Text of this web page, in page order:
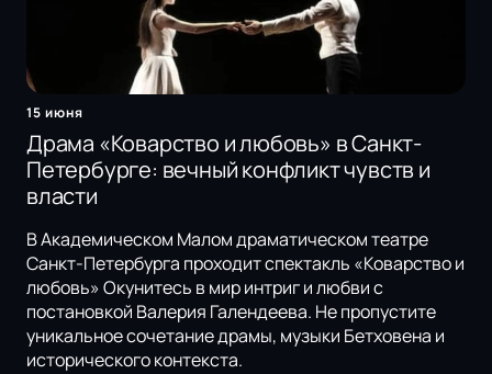
15 июня
Драма «Коварство и любовь» в Санкт-
Петербурге: вечный конфликт чувств и
власти
В Академическом Малом драматическом театре
Санкт-Петербурга проходит спектакль «Коварство и
любовь» Окунитесь в мир интриг и любви с
постановкой Валерия Галендеева. Не пропустите
уникальное сочетание драмы, музыки Бетховена и
исторического контекста.